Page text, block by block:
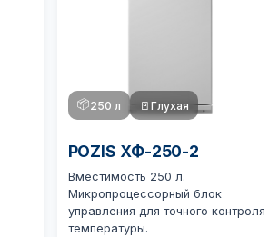
📦250 л 🚪 Глухая
POZIS ХФ-250-2
Вместимость 250 л.
Микропроцессорный блок
управления для точного контроля
температуры.